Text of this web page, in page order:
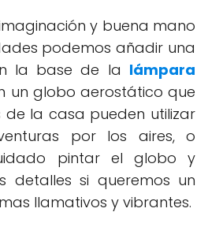
y buena mano
podemos añadir una
la base de la lámpara
un globo aerostático que
de la casa pueden utilizar
por los aires, o
pintar el globo y
detalles si queremos un
llamativos y vibrantes.